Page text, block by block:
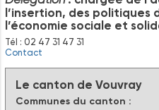
l’insertion, des politiques
l’économie sociale et
Tél : 02 47 31 47 31
Contact
Le canton de Vouvray
Communes du canton :